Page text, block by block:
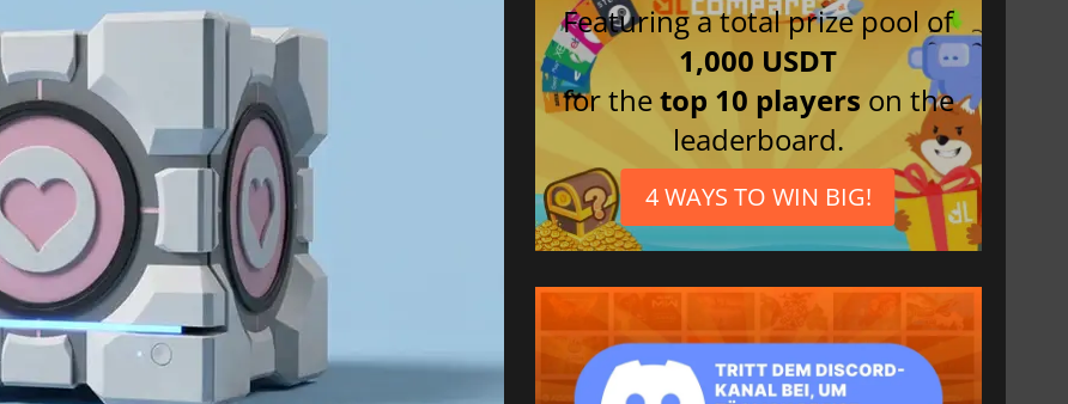
Featuring a total prize pool of
1,000 USDT
for thetop 10 players on the
leaderboard.
4 WAYS TO WIN BIG!